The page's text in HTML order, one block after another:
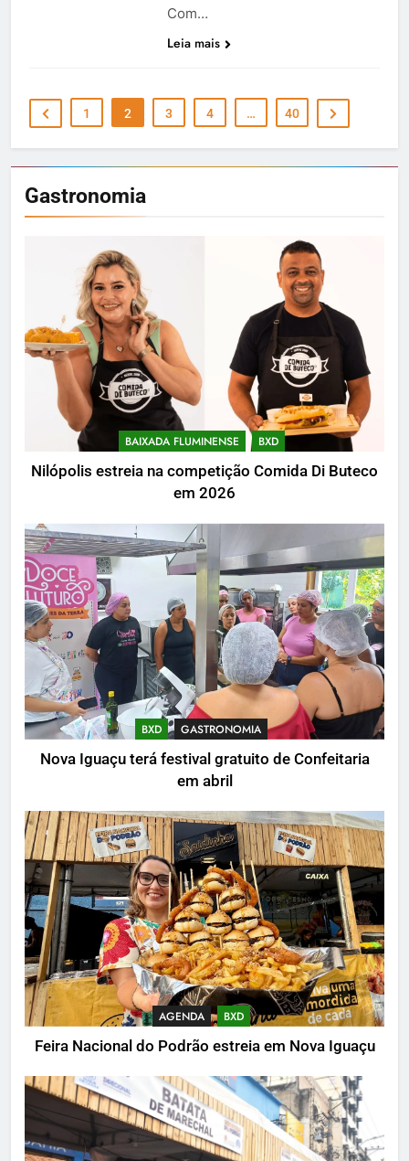
Gastronomia
BAIXADA FLUMINENSE BXD
Nilópolis estreia na competição Comida Di Buteco
em 2026
BXD GASTRONOMIA
Nova Iguaçu terá festival gratuito de Confeitaria
em abril
AGENDA BXD
Feira Nacional do Podrão estreia em Nova Iguaçu
Com…
Leia mais
1 2 3 4 … 40